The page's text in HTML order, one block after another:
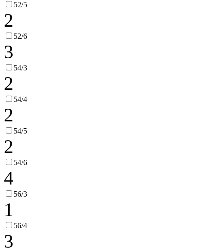
52/5
2
52/6
3
54/3
2
54/4
2
54/5
2
54/6
4
56/3
1
56/4
3